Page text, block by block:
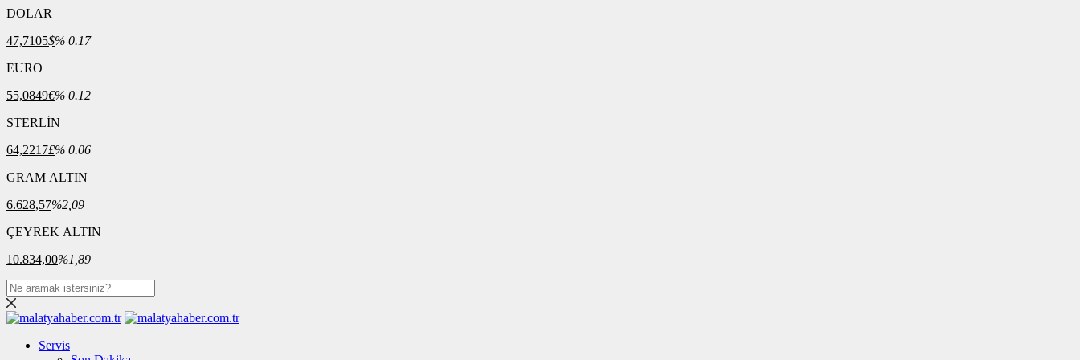
DOLAR
47,7105$% 0.17
EURO
55,0849€% 0.12
STERLİN
64,2217£% 0.06
GRAM ALTIN
6.628,57%2,09
ÇEYREK ALTIN
10.834,00%1,89
Servis